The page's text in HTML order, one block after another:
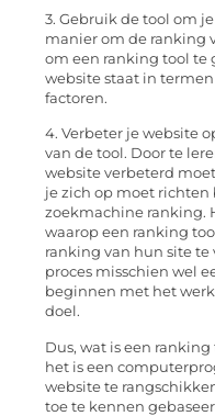
3. Gebruik de tool om
manier om de ranking
om een ranking tool te
website staat in termen
factoren.
4. Verbeter je website
van de tool. Door te
website verbeterd
je zich op moet
zoekmachine ranking.
waarop een ranking
ranking van hun site te
proces misschien wel
beginnen met het
doel.
Dus, wat is een
het is een
website te
toe te kennen